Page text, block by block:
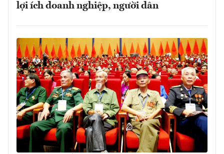
lợi ích doanh nghiệp, người dân